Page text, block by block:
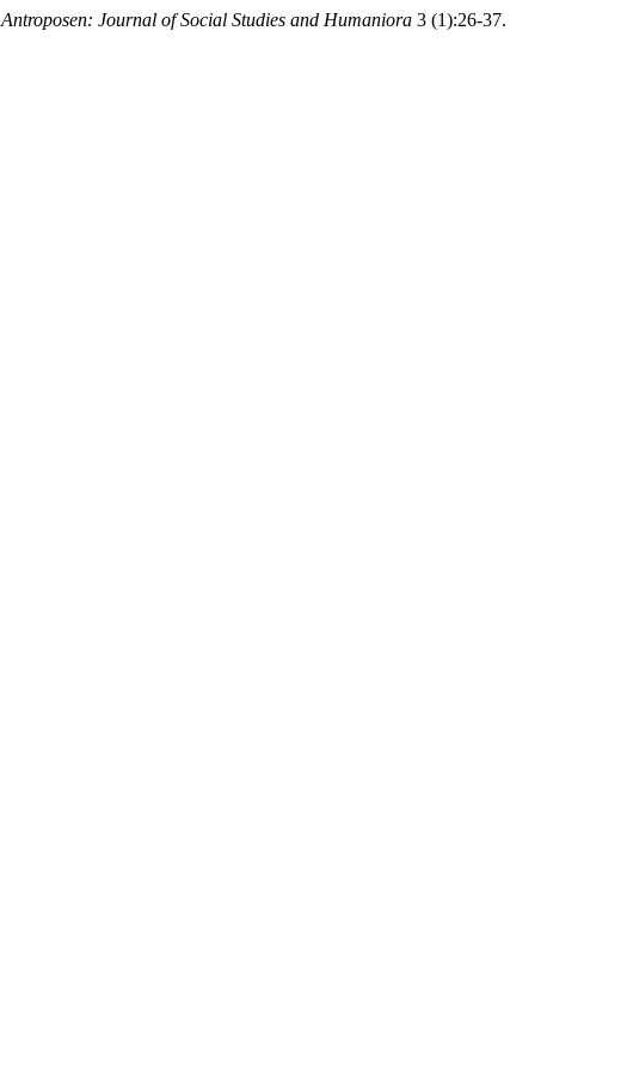
Antroposen: Journal of Social Studies and Humaniora 3 (1):26-37.